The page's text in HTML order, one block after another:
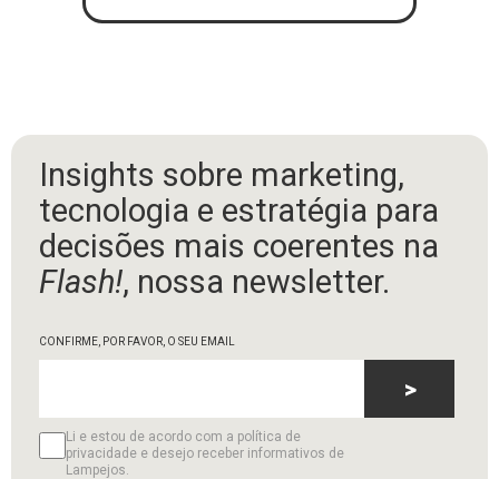
Insights sobre marketing,
tecnologia e estratégia para
decisões mais coerentes na
Flash!, nossa newsletter.
CONFIRME, POR FAVOR, O SEU EMAIL
Li e estou de acordo com a política de
privacidade e desejo receber informativos de
Lampejos.
>